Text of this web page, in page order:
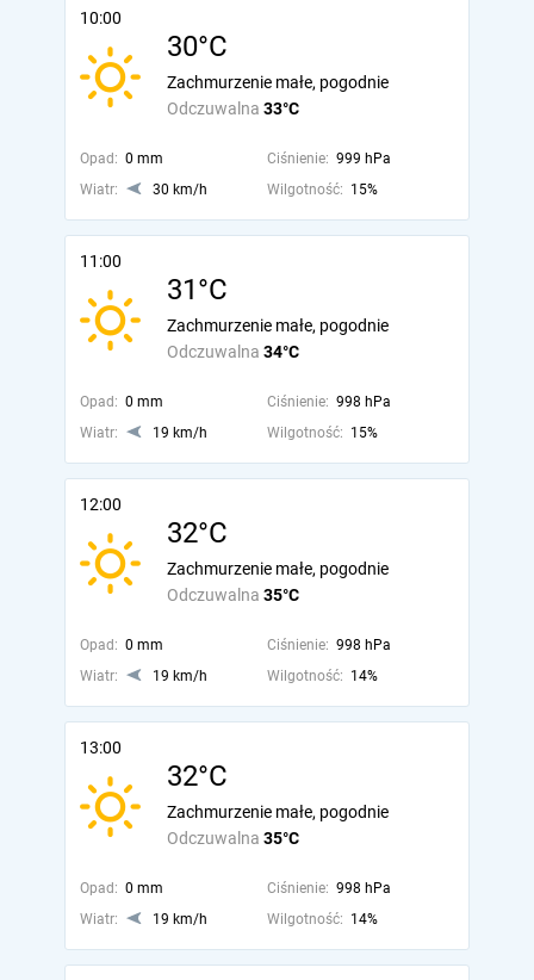
10:00
30°C
Odczuwalna 33°C
Zachmurzenie małe, pogodnie
Opad: 0 mm Ciśnienie: 999 hPa
Wiatr:
30 km/h Wilgotność: 15%
11:00
31°C
Odczuwalna 34°C
Zachmurzenie małe, pogodnie
Opad: 0 mm Ciśnienie: 998 hPa
Wiatr:
19 km/h Wilgotność: 15%
12:00
32°C
Odczuwalna 35°C
Zachmurzenie małe, pogodnie
Opad: 0 mm Ciśnienie: 998 hPa
Wiatr:
19 km/h Wilgotność: 14%
13:00
32°C
Odczuwalna 35°C
Zachmurzenie małe, pogodnie
Opad: 0 mm Ciśnienie: 998 hPa
Wiatr:
19 km/h Wilgotność: 14%